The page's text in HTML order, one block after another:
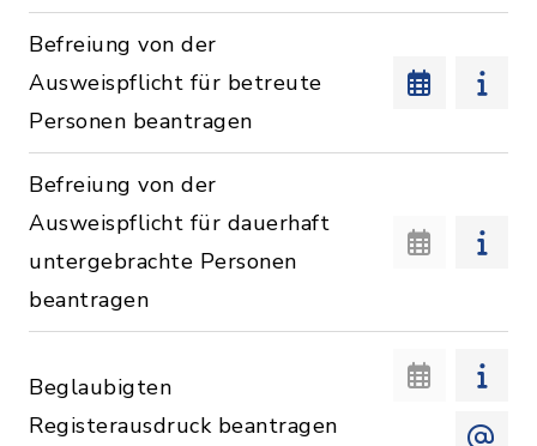
Befreiung von der
Ausweispflicht für betreute
Personen beantragen
Befreiung von der
Ausweispflicht für dauerhaft
untergebrachte Personen
beantragen
Beglaubigten
Registerausdruck beantragen